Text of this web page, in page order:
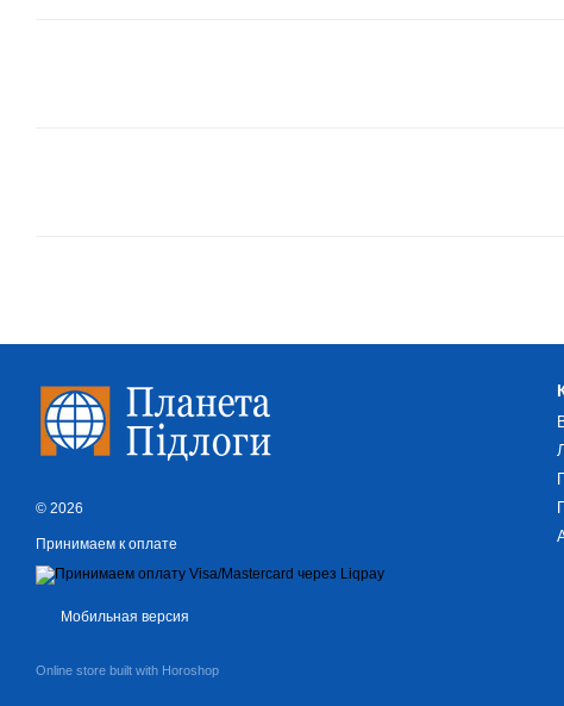
© 2026
Принимаем к оплате
Мобильная версия
Online store built with Horoshop